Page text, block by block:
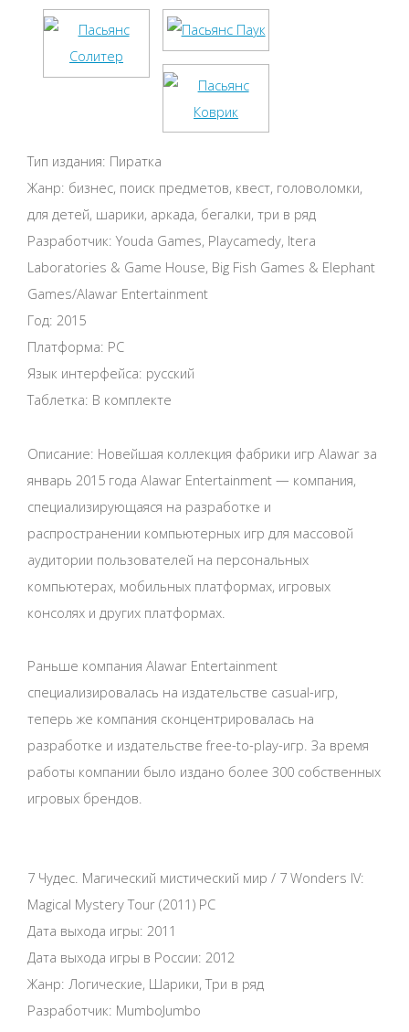
Тип издания: Пиратка
Жанр: бизнес, поиск предметов, квест, головоломки,
для детей, шарики, аркада, бегалки, три в ряд
Разработчик: Youda Games, Playcamedy, Itera
Laboratories & Game House, Big Fish Games & Elephant
Games/Alawar Entertainment
Год: 2015
Платформа: PC
Язык интерфейса: русский
Таблетка: В комплекте
Описание: Новейшая коллекция фабрики игр Alawar за
январь 2015 года Alawar Entertainment — компания,
специализирующаяся на разработке и
распространении компьютерных игр для массовой
аудитории пользователей на персональных
компьютерах, мобильных платформах, игровых
консолях и других платформах.
Раньше компания Alawar Entertainment
специализировалась на издательстве casual-игр,
теперь же компания сконцентрировалась на
разработке и издательстве free-to-play-игр. За время
работы компании было издано более 300 собственных
игровых брендов.
7 Чудес. Магический мистический мир / 7 Wonders IV:
Magical Mystery Tour (2011) PC
Дата выхода игры: 2011
Дата выхода игры в России: 2012
Жанр: Логические, Шарики, Три в ряд
Разработчик: MumboJumbo